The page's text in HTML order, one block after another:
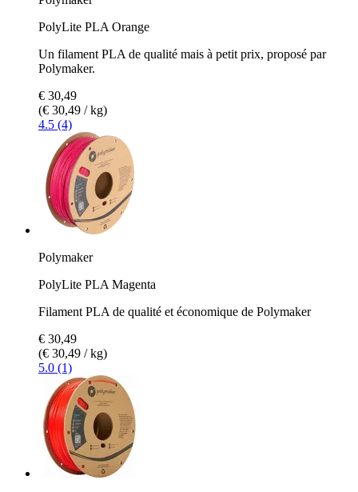
PolyLite PLA Orange
Un filament PLA de qualité mais à petit prix, proposé par
Polymaker.
€ 30,49
(€ 30,49 / kg)
4.5 (4)
Polymaker
PolyLite PLA Magenta
Filament PLA de qualité et économique de Polymaker
€ 30,49
(€ 30,49 / kg)
5.0 (1)